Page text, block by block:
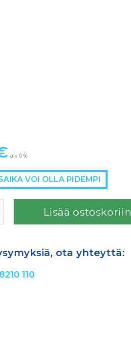
alv 0 %
VOI OLLA PIDEMPI
Lisää ostoskoriin
ota yhteyttä:
110